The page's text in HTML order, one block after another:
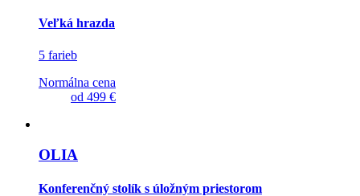
Veľká hrazda
5 farieb
Normálna cena
od 499 €
OLIA
Konferenčný stolík s úložným priestorom